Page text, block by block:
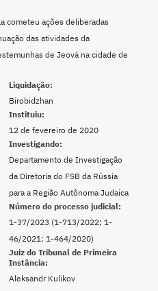
Liquidação:
Birobidzhan
cometeu ações deliberadas
das atividades da
de Jeová na cidade de
Instituiu:
12 de fevereiro de 2020
Investigando:
Departamento de Investigação
da Diretoria do FSB da Rússia
para a Região Autônoma Judaica
Número do processo judicial:
1-37/2023 (1-713/2022; 1-
46/2021; 1-464/2020)
Juiz do Tribunal de Primeira
Instância:
Aleksandr Kulikov